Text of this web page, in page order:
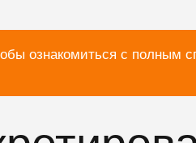
ознакомиться с полным